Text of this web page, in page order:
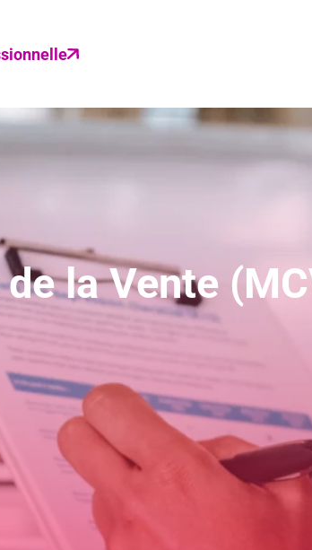
la Vente